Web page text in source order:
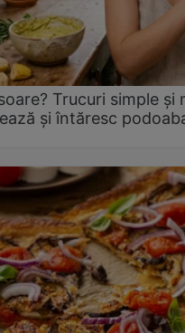
Trucuri simple și
și întăresc